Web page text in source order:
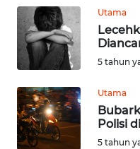
Utama
5 tahun
Utama
Polisi
5 tahun
WN
DAIRI
WN
DANAU
TOBA
WN
NIAS